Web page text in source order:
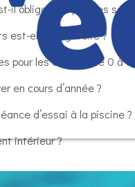
il obligatoire pour les
est-elle obligatoire ?
pour les enfants de 0 à
en cours d’année ?
d’essai à la piscine ?
intérieur ?